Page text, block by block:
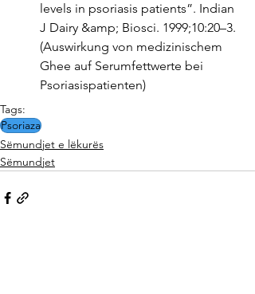
levels in psoriasis patients”. Indian
J Dairy &amp; Biosci. 1999;10:20–3.
(Auswirkung von medizinischem
Ghee auf Serumfettwerte bei
Psoriasispatienten)
Tags:
Psoriaza
Sëmundjet e lëkurës
Sëmundjet